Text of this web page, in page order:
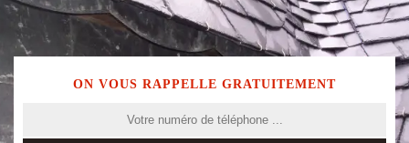
ON VOUS RAPPELLE GRATUITEMENT